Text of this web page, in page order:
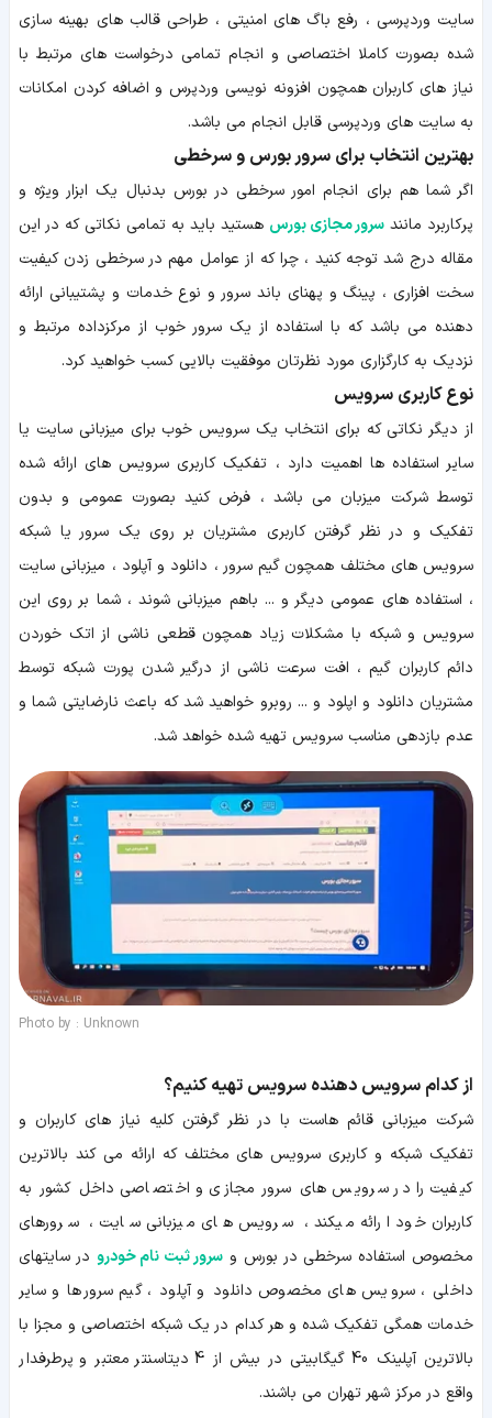
سایت وردپرسی ، رفع باگ های امنیتی ، طراحی قالب های بهینه سازی
شده بصورت کاملا اختصاصی و انجام تمامی درخواست های مرتبط با
نیاز های کاربران همچون افزونه نویسی وردپرس و اضافه کردن امکانات
به سایت های وردپرسی قابل انجام می باشد.
بهترین انتخاب برای سرور بورس و سرخطی
اگر شما هم برای انجام امور سرخطی در بورس بدنبال یک ابزار ویژه و
پرکاربرد مانند سرور مجازی بورس هستید باید به تمامی نکاتی که در این
مقاله درج شد توجه کنید ، چرا که از عوامل مهم در سرخطی زدن کیفیت
سخت افزاری ، پینگ و پهنای باند سرور و نوع خدمات و پشتیبانی ارائه
دهنده می باشد که با استفاده از یک سرور خوب از مرکزداده مرتبط و
نزدیک به کارگزاری مورد نظرتان موفقیت بالایی کسب خواهید کرد.
نوع کاربری سرویس
از دیگر نکاتی که برای انتخاب یک سرویس خوب برای میزبانی سایت یا
سایر استفاده ها اهمیت دارد ، تفکیک کاربری سرویس های ارائه شده
توسط شرکت میزبان می باشد ، فرض کنید بصورت عمومی و بدون
تفکیک و در نظر گرفتن کاربری مشتریان بر روی یک سرور یا شبکه
سرویس های مختلف همچون گیم سرور ، دانلود و آپلود ، میزبانی سایت
، استفاده های عمومی دیگر و ... باهم میزبانی شوند ، شما بر روی این
سرویس و شبکه با مشکلات زیاد همچون قطعی ناشی از اتک خوردن
دائم کاربران گیم ، افت سرعت ناشی از درگیر شدن پورت شبکه توسط
مشتریان دانلود و اپلود و ... روبرو خواهید شد که باعث نارضایتی شما و
عدم بازدهی مناسب سرویس تهیه شده خواهد شد.
Photo by : Unknown
از کدام سرویس دهنده سرویس تهیه کنیم؟
شرکت میزبانی قائم هاست با در نظر گرفتن کلیه نیاز های کاربران و
تفکیک شبکه و کاربری سرویس های مختلف که ارائه می کند بالاترین
کیفیت را در سرویس های سرور مجازی و اختصاصی داخل کشور به
کاربران خود ارائه میکند ، سرویس های میزبانی سایت ، سرورهای
مخصوص استفاده سرخطی در بورس و سرور ثبت نام خودرو در سایتهای
داخلی ، سرویس های مخصوص دانلود و آپلود ، گیم سرورها و سایر
خدمات همگی تفکیک شده و هر کدام در یک شبکه اختصاصی و مجزا با
بالاترین آپلینک 40 گیگابیتی در بیش از 4 دیتاسنتر معتبر و پرطرفدار
واقع در مرکز شهر تهران می باشند.